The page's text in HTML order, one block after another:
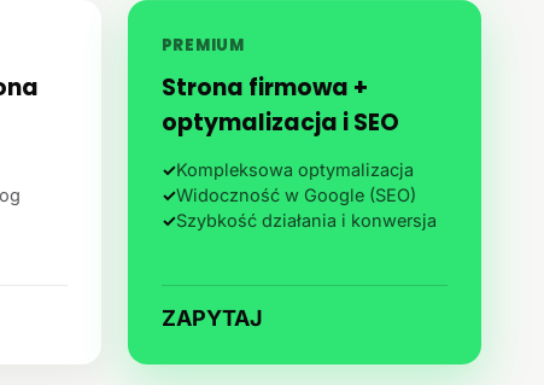
PREMIUM
Strona firmowa +
optymalizacja i SEO
✓Kompleksowa optymalizacja
✓Widoczność w Google (SEO)
✓Szybkość działania i konwersja
ZAPYTAJ